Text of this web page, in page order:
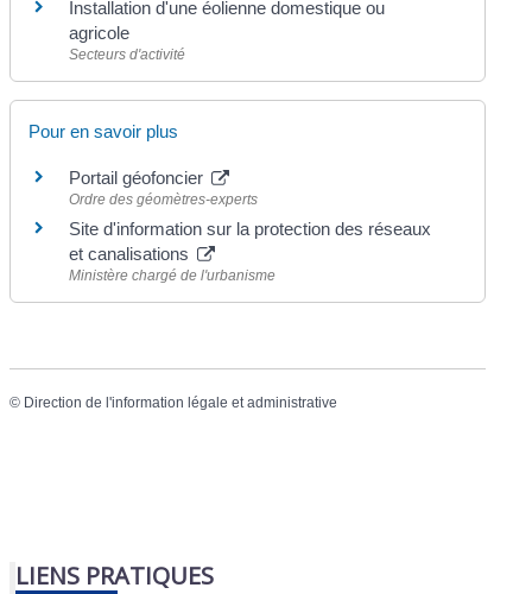
Installation d'une éolienne domestique ou
agricole
Secteurs d'activité
Pour en savoir plus
Portail géofoncier
Ordre des géomètres-experts
Site d'information sur la protection des réseaux
et canalisations
Ministère chargé de l'urbanisme
© Direction de l'information légale et administrative
LIENS PRATIQUES